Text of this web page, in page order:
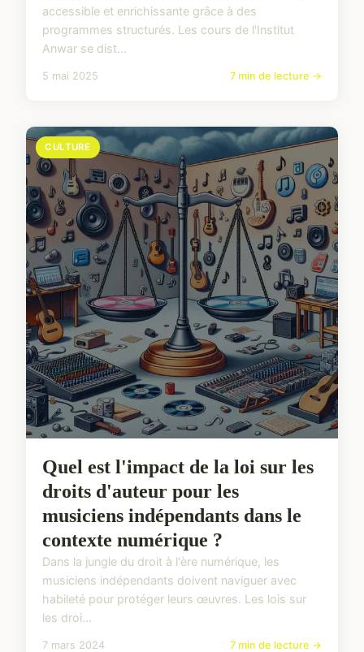
accessible et enrichissante grâce à des
programmes structurés. Les cours de l'Institut
Anwar se dist...
5 mai 2025 7 min de lecture →
CULTURE
Quel est l'impact de la loi sur les
droits d'auteur pour les
musiciens indépendants dans le
contexte numérique ?
Dans la jungle du droit à l'ère numérique, les
musiciens indépendants doivent naviguer avec
habileté pour protéger leurs œuvres. Les lois sur
les droi...
7 mars 2024 7 min de lecture →